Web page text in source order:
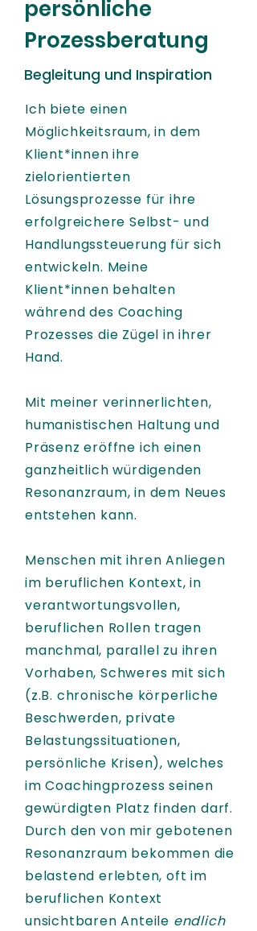
persönliche
Prozessberatung
Begleitung und Inspiration
Ich biete einen
Möglichkeitsraum, in dem
Klient*innen ihre
zielorientierten
Lösungsprozesse für ihre
erfolgreichere Selbst- und
Handlungssteuerung für sich
entwickeln. Meine
Klient*innen behalten
während des Coaching
Prozesses die Zügel in ihrer
Hand.
Mit meiner verinnerlichten,
humanistischen Haltung und
Präsenz eröffne ich einen
ganzheitlich würdigenden
Resonanzraum, in dem Neues
entstehen kann.
Menschen mit ihren Anliegen
im beruflichen Kontext, in
verantwortungsvollen,
beruflichen Rollen tragen
manchmal, parallel zu ihren
Vorhaben, Schweres mit sich
(z.B. chronische körperliche
Beschwerden, private
Belastungssituationen,
persönliche Krisen), welches
im Coachingprozess seinen
gewürdigten Platz finden darf.
Durch den von mir gebotenen
Resonanzraum bekommen die
belastend erlebten, oft im
beruflichen Kontext
unsichtbaren Anteile endlich